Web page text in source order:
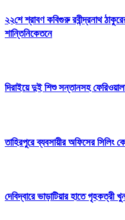
২২শে শ্রাবণ কবিগুরু রবীন্দ্রনাথ
শান্তিনিকেতনে
দিরাইয়ে দুই শিশু সন্তানসহ
তাহিরপুরে ব্যবসায়ীর অফিসের সিলিং
দেবিদ্বারে ভাড়াটিয়ার হাতে